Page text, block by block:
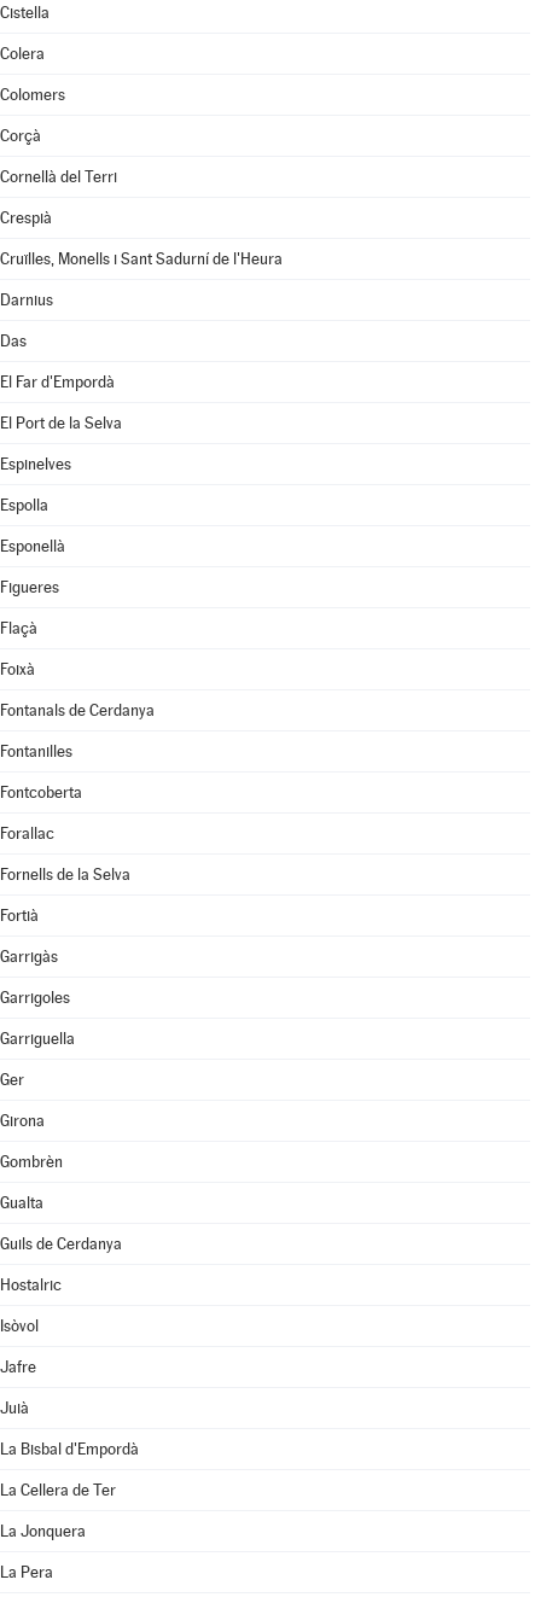
Cistella
Colera
Colomers
Corçà
Cornellà del Terri
Crespià
Cruïlles, Monells i Sant Sadurní de l'Heura
Darnius
Das
El Far d'Empordà
El Port de la Selva
Espinelves
Espolla
Esponellà
Figueres
Flaçà
Foixà
Fontanals de Cerdanya
Fontanilles
Fontcoberta
Forallac
Fornells de la Selva
Fortià
Garrigàs
Garrigoles
Garriguella
Ger
Girona
Gombrèn
Gualta
Guils de Cerdanya
Hostalric
Isòvol
Jafre
Juià
La Bisbal d'Empordà
La Cellera de Ter
La Jonquera
La Pera